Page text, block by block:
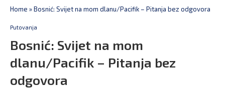
Home »Bosnić: Svijet na mom dlanu/Pacifik – Pitanja bez odgovora
Putovanja
Bosnić: Svijet na mom
dlanu/Pacifik – Pitanja bez
odgovora